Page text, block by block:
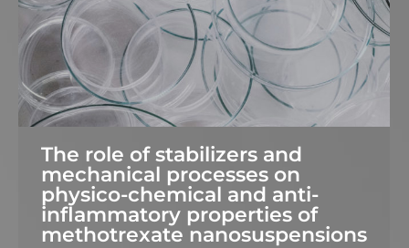
The role of stabilizers and
mechanical processes on
physico-chemical and anti-
inflammatory properties of
methotrexate nanosuspensions